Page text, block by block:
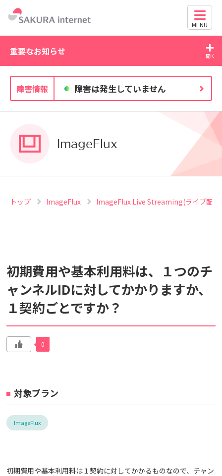
MENU
検索対象
すべて
サポート情報
よくあるご質問
動画マニュアル
個人情報保護のため、お名前や連絡先、会員IDを入力しないでください。
サイト内検索について
重要なお知らせ
2026/07/27
独自ドメイン、SSL証明書の有効期限と更新方法に関す
障害情報 障害は発生していません
ImageFlux
トップ ImageFlux ImageFlux Live Streaming(ライブ配
初期費用や基本利用料は、１つのチ
ャンネルIDに対してかかりますか、
１契約ごとですか？
0
対象プラン
ImageFlux
初期費用や基本利用料は１契約に対してかかるものなので、チャン